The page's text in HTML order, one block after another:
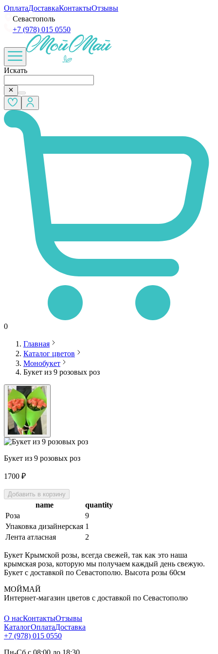
ОплатаДоставкаКонтактыОтзывы
Севастополь
+7 (978) 015 0550
Искать
0
Главная
Каталог цветов
Монобукет
Букет из 9 розовых роз
Букет из 9 розовых роз
1700 ₽
Добавить в корзину
name
quantity
Роза
9
Упаковка дизайнерская 1
Лента атласная
2
Букет Крымской розы, всегда свежей, так как это наша
крымская роза, которую мы получаем каждый день свежую.
Букет с доставкой по Севастополю. Высота розы 60см
МОЙМАЙ
Интернет-магазин цветов с доставкой по Севастополю
О насКонтактыОтзывы
КаталогОплатаДоставка
+7 (978) 015 0550